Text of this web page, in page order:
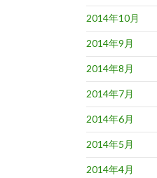
2014年10月
2014年9月
2014年8月
2014年7月
2014年6月
2014年5月
2014年4月